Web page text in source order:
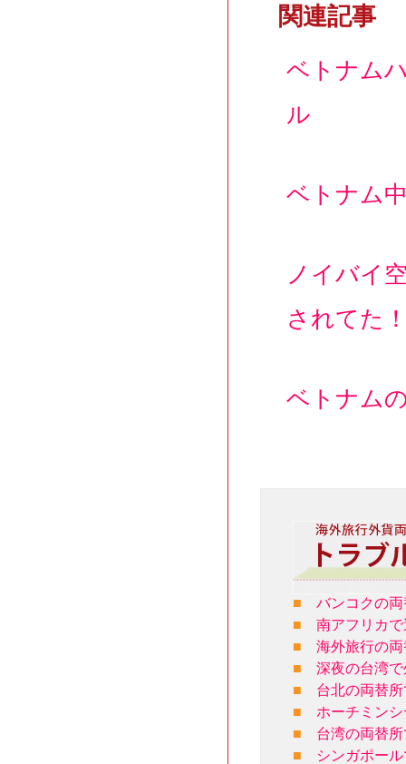
関連記事
ベトナム
ル
ベトナム
ノイバイ
されてた
ベトナム
■
バンコクの
■
南アフリカ
■
海外旅行の
■
深夜の台湾
■
台北の両替
■
ホーチミン
■
台湾の両替
■
シンガポー